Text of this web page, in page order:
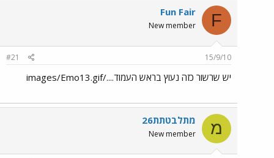
F
Fun Fair
New member
15/9/10
#21
יש שרשור כזה נעוץ בראש העמוד..../images/Emo13.gif
מ מתלבטתת26
New member